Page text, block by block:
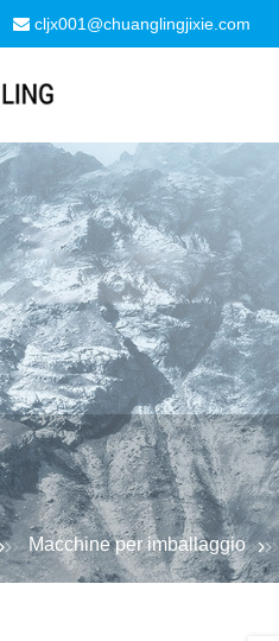
cljx001@chuanglingjixie.com
Macchine per imballaggio